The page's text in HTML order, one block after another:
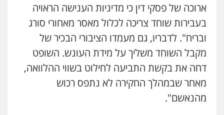
ארוכה של פסקי דין כי מדיניות הענישה הראויה
בעבירות שוחד צריכה לכלול מאסר מאחורי סורג
ובריח". לדבריו, גם מעמדו הציבורי הבכיר של
מקבל השוחד משליך על מידת העונש. השופט
דחה את בקשת התביעה לחילוט בשווי ההלוואה,
מאחר שבמהלך החקירה לא נתפס רכוש
מהנאשם".
0505216700
עו"ד אייל בסרגליק
פלילי כלכלי צווארון לבן עורכי דין לענייני
אסירים אזרחי נדל"ן / עסקים
0528488515